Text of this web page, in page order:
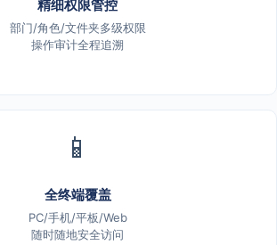
精细权限管控
部门/角色/文件夹多级权限
操作审计全程追溯
📱
全终端覆盖
PC/手机/平板/Web
随时随地安全访问